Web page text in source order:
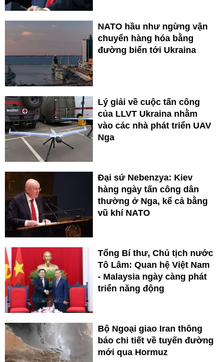
NATO hầu như ngừng vận
chuyển hàng hóa bằng
đường biển tới Ukraina
Lý giải về cuộc tấn công
của LLVT Ukraina nhằm
vào các nhà phát triển UAV
Nga
Đại sứ Nebenzya: Kiev
hàng ngày tấn công dân
thường ở Nga, kể cả bằng
vũ khí NATO
Tổng Bí thư, Chủ tịch nước
Tô Lâm: Quan hệ Việt Nam
- Malaysia ngày càng phát
triển năng động
Bộ Ngoại giao Iran thông
báo chi tiết về tuyến đường
mới qua Hormuz